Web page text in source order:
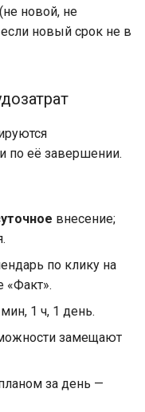
(не новой, не
новый срок не в
по её завершении.
внесение;
по клику на
«Факт».
1 ч, 1 день.
замещают
за день —